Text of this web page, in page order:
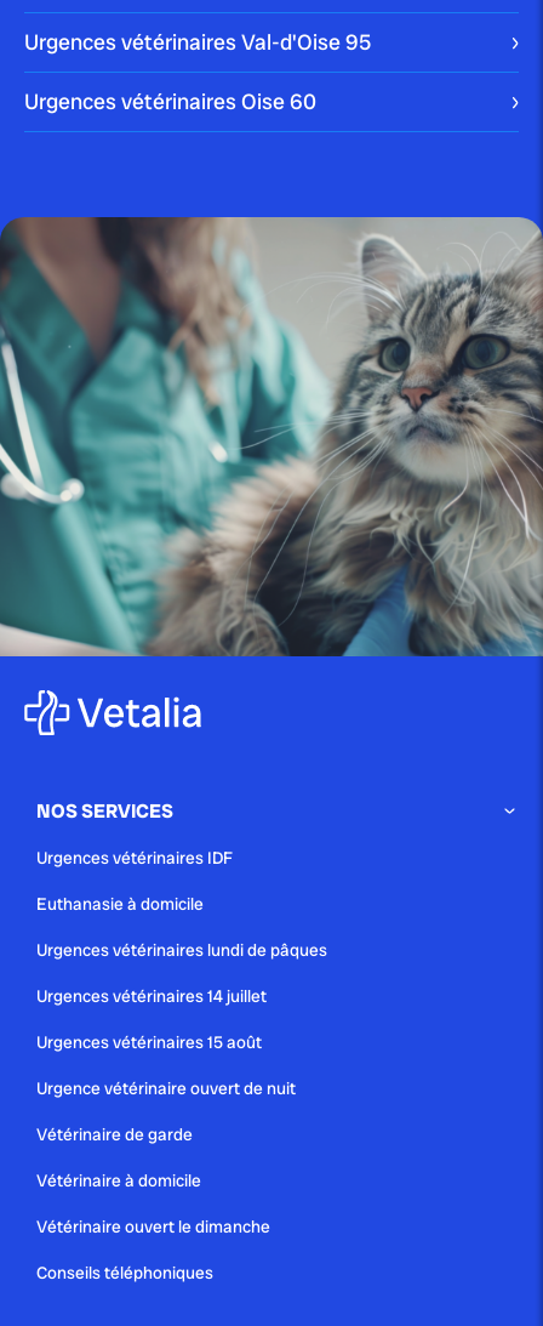
Maladies de peau chez le chien :
comprendre...
Maladies des yeux : guide
complet pour préserver...
publié le 14 juin 2025 par Christophe Le Dref
Maladie de Lyme chez le chien :
comprendre...
publié le 26 mai 2025 par Christophe Le Dref
complet pour identifier...
publié le 29 avril 2025 par Christophe Le Dref
comprendre cette...
Urgences vétérinaires Val-d'Oise95
Urgences vétérinaires Oise60
NOS SERVICES
Urgences vétérinaires IDF
Euthanasie à domicile
Urgences vétérinaires lundi de pâques
Urgences vétérinaires 14 juillet
Urgences vétérinaires 15 août
Urgence vétérinaire ouvert de nuit
Vétérinaire de garde
Vétérinaire à domicile
Vétérinaire ouvert le dimanche
Conseils téléphoniques